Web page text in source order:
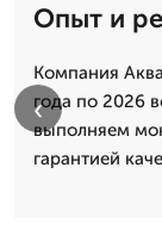
Опыт и
Компания
года по 2026
выполняем
гарантией
‹